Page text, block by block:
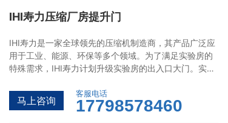
IHI寿力压缩厂房提升门
IHI寿力是一家全球领先的压缩机制造商，其产品广泛应
用于工业、能源、环保等多个领域。为了满足实验房的
特殊需求，IHI寿力计划升级实验房的出入口大门。实验
求，以确保实验环境的精确控制和设备的安全运行。在
经过深入考察后，IHI寿力选择了西朗门业的提升门解决
马上咨询
客服电话
17798578460